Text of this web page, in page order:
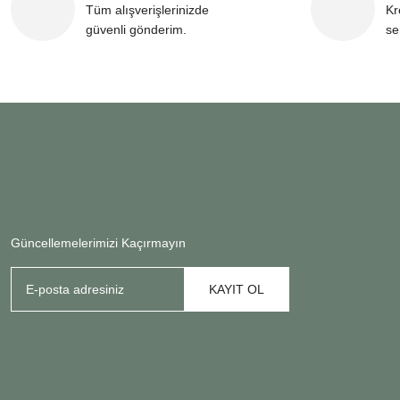
Tüm alışverişlerinizde
güvenli gönderim.
Güncellemelerimizi Kaçırmayın
KAYIT OL